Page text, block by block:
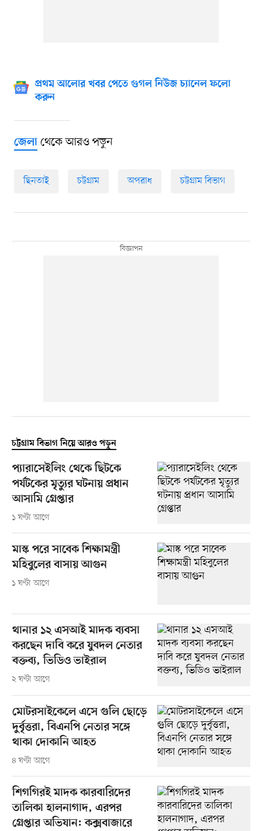
প্রথম আলোর খবর পেতে গুগল নিউজ চ্যানেল ফলো
করুন
জেলাথেকে আরও পড়ুন
ছিনতাই চট্টগ্রাম অপরাধ চট্টগ্রাম বিভাগ
চট্টগ্রাম বিভাগ নিয়ে আরও পড়ুন
প্যারাসেইলিং থেকে ছিটকে
পর্যটকের মৃত্যুর ঘটনায় প্রধান
আসামি গ্রেপ্তার
১ ঘণ্টা আগে
মাস্ক পরে সাবেক শিক্ষামন্ত্রী
মহিবুলের বাসায় আগুন
১ ঘণ্টা আগে
থানার ১২ এসআই মাদক ব্যবসা
করছেন দাবি করে যুবদল নেতার
বক্তব্য, ভিডিও ভাইরাল
২ ঘণ্টা আগে
মোটরসাইকেলে এসে গুলি ছোড়ে
দুর্বৃত্তরা, বিএনপি নেতার সঙ্গে
থাকা দোকানি আহত
৪ ঘণ্টা আগে
শিগগিরই মাদক কারবারিদের
তালিকা হালনাগাদ, এরপর
গ্রেপ্তার অভিযান: কক্সবাজারে